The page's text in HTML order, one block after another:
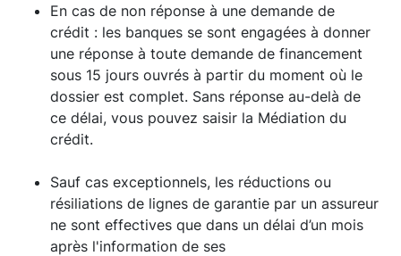
En cas de non réponse à une demande de
crédit : les banques se sont engagées à donner
une réponse à toute demande de financement
sous 15 jours ouvrés à partir du moment où le
dossier est complet. Sans réponse au-delà de
ce délai, vous pouvez saisir la Médiation du
crédit.
Sauf cas exceptionnels, les réductions ou
résiliations de lignes de garantie par un assureur
ne sont effectives que dans un délai d’un mois
après l'information de ses